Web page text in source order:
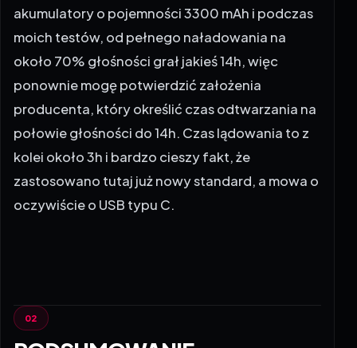
akumulatory o pojemności 3300 mAh i podczas
moich testów, od pełnego naładowania na
około 70% głośności grał jakieś 14h, więc
ponownie mogę potwierdzić założenia
producenta, który określić czas odtwarzania na
połowie głośności do 14h. Czas lądowania to z
kolei około 3h i bardzo cieszy fakt, że
zastosowano tutaj już nowy standard, a mowa o
oczywiście o USB typu C.